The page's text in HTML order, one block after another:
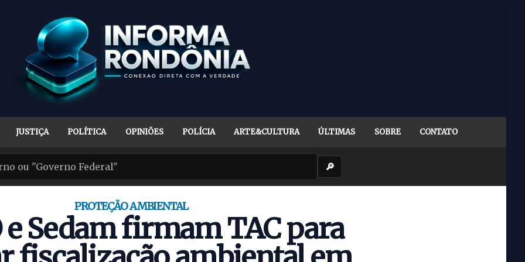
JUSTIÇA POLÍTICA OPINIÕES POLÍCIA ARTE&CULTURA ÚLTIMAS SOBRE CONTATO
🔎
PROTEÇÃO AMBIENTAL
e Sedam firmam TAC para